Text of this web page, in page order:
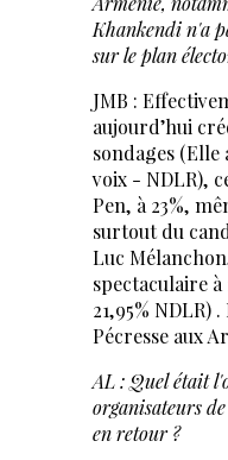
Khankendi n'a
sur le plan
JMB :
aujourd’hui
sondages (Elle
voix - NDLR),
Pen, à 23%,
surtout du
Luc
spectaculaire
21,95% NDLR)
Pécresse aux
AL : Quel était
organisateurs
en retour ?